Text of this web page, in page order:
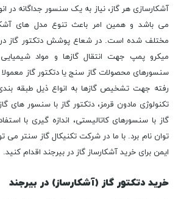
آشکارسازی هر گاز، نیاز به یک سنسور جداگانه در
می باشد و همین امر باعث تنوع مدل های
مختلف شده است. در شعاع پوشش دتکتور گاز در
میکرو پمپ جهت انتقال گازها و مواد شیمیایی
سنسورهای محصولات گاز سنج یا دتکتور گاز معمولا
رفته جهت تشخیص گازها به انواع ذیل طبقه
تکنولوژی مادون قرمز، دتکتور گاز با سنسور های
گاز با سنسورهای کاتالیستی، اندازه گیری با
توان نام برد. با ما در شرکت تکنیکال گاز سنتر می
ایمن برای خرید آشکارساز گاز در بیرجند اقدام کنید.
خرید دتکتور گاز (آشکارساز) در بیرجند